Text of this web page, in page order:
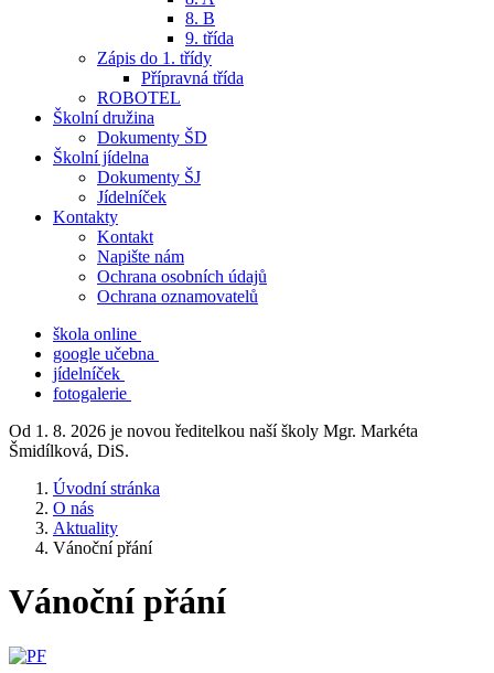
8. B
9. třída
Zápis do 1. třídy
Přípravná třída
ROBOTEL
Školní družina
Dokumenty ŠD
Školní jídelna
Dokumenty ŠJ
Jídelníček
Kontakty
Kontakt
Napište nám
Ochrana osobních údajů
Ochrana oznamovatelů
škola online
google učebna
jídelníček
fotogalerie
Od 1. 8. 2026 je novou ředitelkou naší školy Mgr. Markéta
Šmidílková, DiS.
Úvodní stránka
O nás
Aktuality
Vánoční přání
Vánoční přání